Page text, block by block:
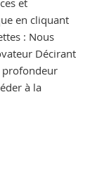
en cliquant
: Nous
Décirant
profondeur
à la